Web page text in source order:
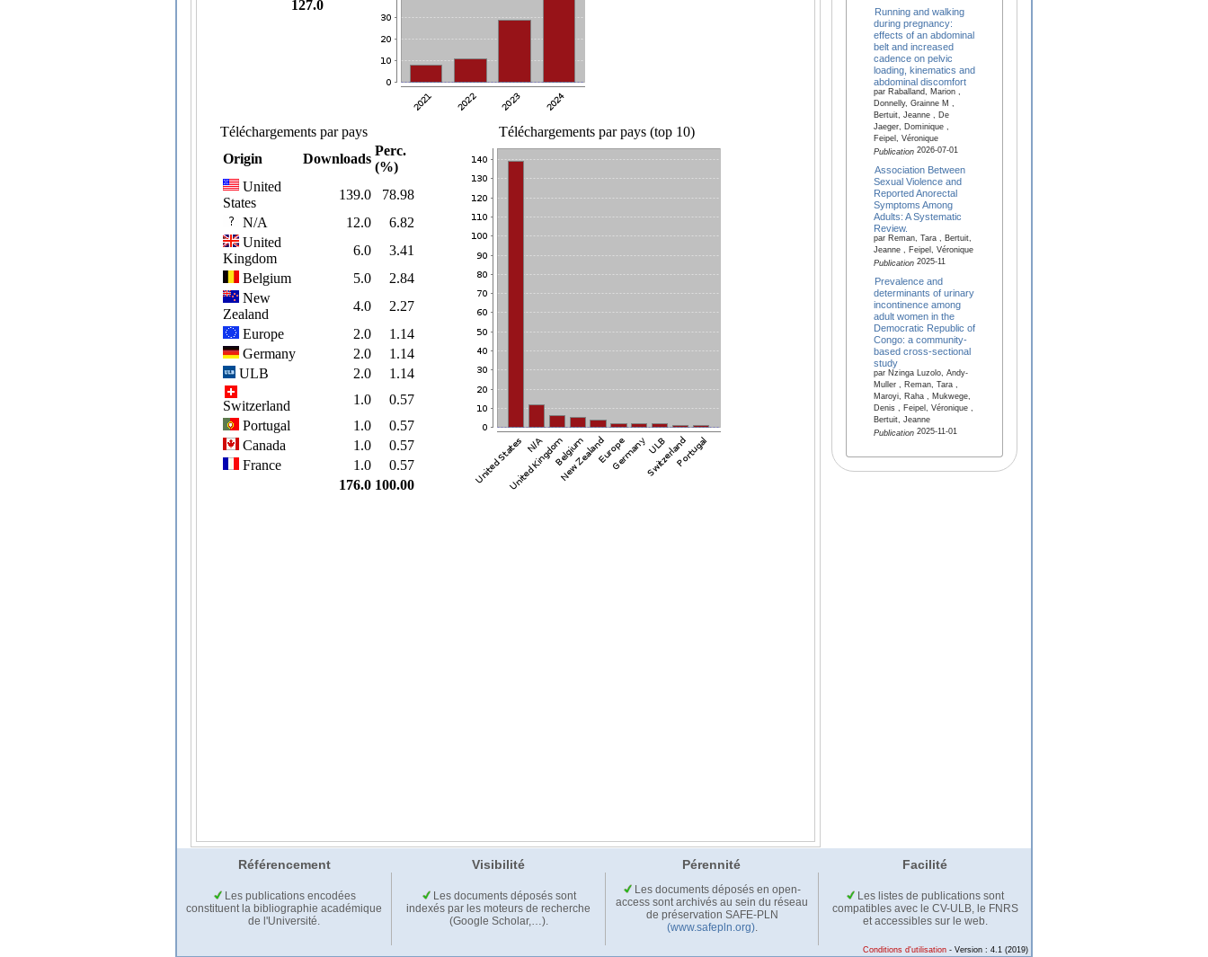
Running and walking
during pregnancy:
effects of an abdominal
belt and increased
cadence on pelvic
loading, kinematics and
abdominal discomfort
par Raballand, Marion ,
Donnelly, Grainne M ,
Bertuit, Jeanne , De
Jaeger, Dominique ,
Feipel, Véronique
Publication2026-07-01
Association Between
Sexual Violence and
Reported Anorectal
Symptoms Among
Adults: A Systematic
Review.
par Reman, Tara , Bertuit,
Jeanne , Feipel, Véronique
Publication2025-11
Prevalence and
determinants of urinary
incontinence among
adult women in the
Democratic Republic of
Congo: a community-
based cross-sectional
study
par Nzinga Luzolo, Andy-
Muller , Reman, Tara ,
Maroyi, Raha , Mukwege,
Denis , Feipel, Véronique ,
Bertuit, Jeanne
Publication2025-11-01
Référencement Visibilité Pérennité Facilité
Les publications encodées
constituent la bibliographie académique
de l'Université.
Les documents déposés sont
indexés par les moteurs de recherche
(Google Scholar,…).
Les documents déposés en open-
access sont archivés au sein du réseau
de préservation SAFE-PLN
(www.safepln.org).
Les listes de publications sont
compatibles avec le CV-ULB, le FNRS
et accessibles sur le web.
Conditions d'utilisation - Version : 4.1 (2019)